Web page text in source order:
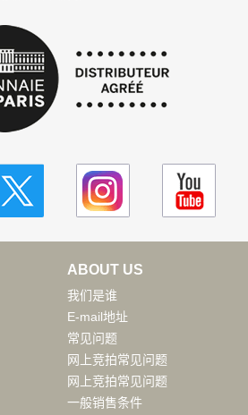
ABOUT US
我们是谁
E-mail地址
常见问题
网上竞拍常见问题
网上竞拍常见问题
一般销售条件